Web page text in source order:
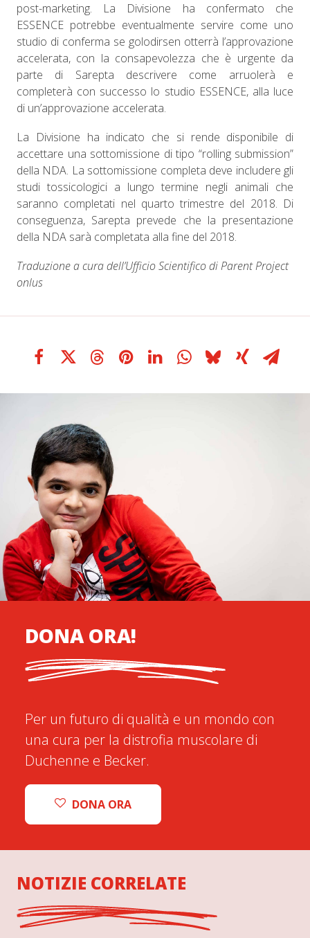
post-marketing. La Divisione ha confermato che
ESSENCE potrebbe eventualmente servire come uno
studio di conferma se golodirsen otterrà l’approvazione
accelerata, con la consapevolezza che è urgente da
parte di Sarepta descrivere come arruolerà e
completerà con successo lo studio ESSENCE, alla luce
di un’approvazione accelerata.
La Divisione ha indicato che si rende disponibile di
accettare una sottomissione di tipo “rolling submission”
della NDA. La sottomissione completa deve includere gli
studi tossicologici a lungo termine negli animali che
saranno completati nel quarto trimestre del 2018. Di
conseguenza, Sarepta prevede che la presentazione
della NDA sarà completata alla fine del 2018.
Traduzione a cura dell’Ufficio Scientifico di Parent Project
onlus
DONA ORA!
Per un futuro di qualità e un mondo con
una cura per la distrofia muscolare di
Duchenne e Becker.
DONA ORA
NOTIZIE CORRELATE